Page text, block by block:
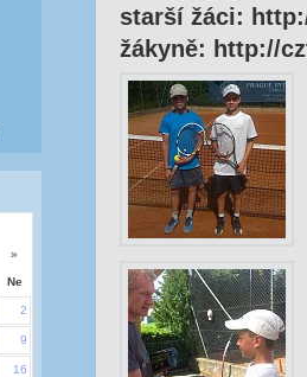
starší žáci:
žákyně: http://
»
Ne
2
9
16